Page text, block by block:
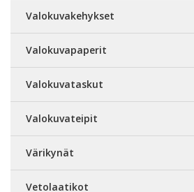
Valokuvakehykset
Valokuvapaperit
Valokuvataskut
Valokuvateipit
Värikynät
Vetolaatikot